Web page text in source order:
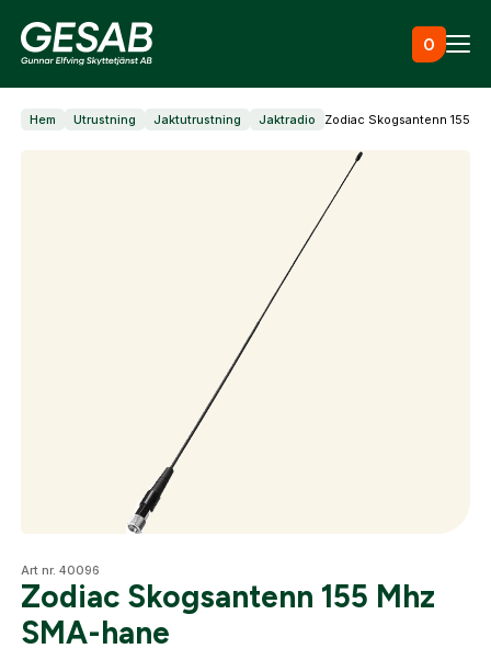
0
Ammunition
Jaktkläder & skor
Vapen
Optik
Hem Utrustning Jaktutrustning Jaktradio Zodiac Skogsantenn 155
Art nr. 40096
Zodiac Skogsantenn 155 Mhz
SMA-hane
Skapa konto
Fyll i dina företags- eller föreningsuppgifter i
skapat. I vår FAQ hittar du svar på de vanligaste
frågorna gällande Mitt konto.